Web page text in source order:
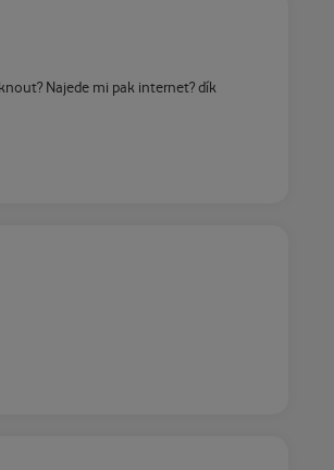
Najede mi pak internet? dík